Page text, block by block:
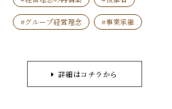
#グループ経営理念 #事業承継
詳細はコチラから